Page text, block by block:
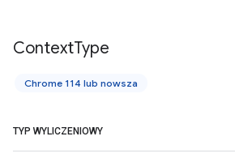
ContextType
Chrome 114 lub nowsza
TYP WYLICZENIOWY